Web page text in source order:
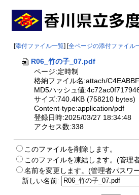
[添付ファイル一覧] [全ページの添付ファイル
R06_竹の子_07.pdf
ページ:定時制
格納ファイル名:attach/
MD5ハッシュ値
サイズ:740.4KB (758210 bytes)
Content-type:application/pdf
登録日時:2025/03/27 18:34:48
アクセス数:338
このファイルを削除します。
このファイルを凍結します。(管理
名前を変更します。(管理者パスワ
新しい名前: